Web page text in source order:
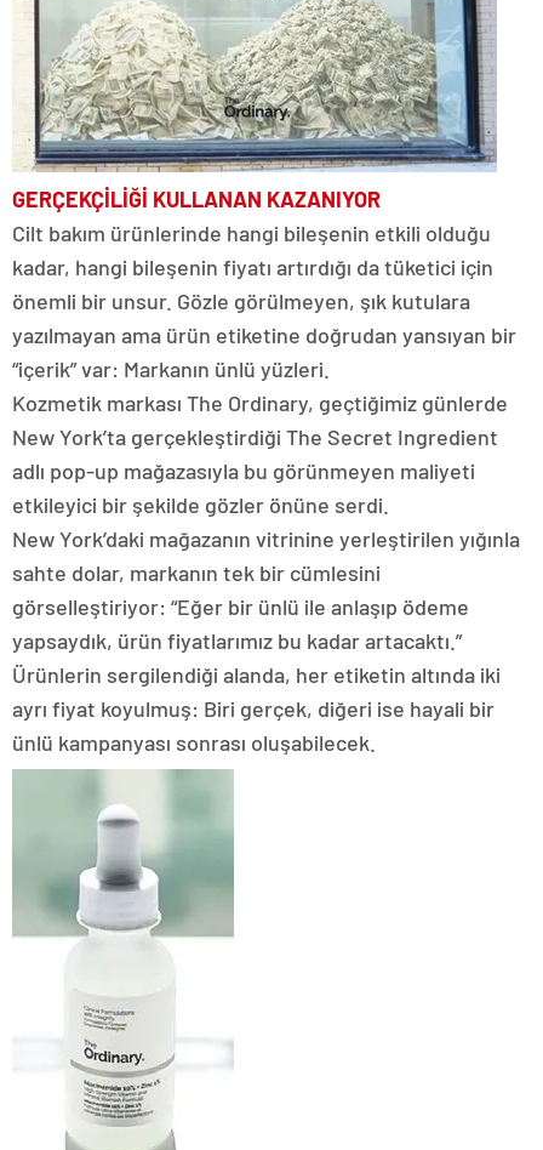
GERÇEKÇİLİĞİ KULLANAN KAZANIYOR
Cilt bakım ürünlerinde hangi bileşenin etkili olduğu
kadar, hangi bileşenin fiyatı artırdığı da tüketici için
önemli bir unsur. Gözle görülmeyen, şık kutulara
yazılmayan ama ürün etiketine doğrudan yansıyan bir
“içerik” var: Markanın ünlü yüzleri.
Kozmetik markası The Ordinary, geçtiğimiz günlerde
New York’ta gerçekleştirdiği The Secret Ingredient
adlı pop-up mağazasıyla bu görünmeyen maliyeti
etkileyici bir şekilde gözler önüne serdi.
New York’daki mağazanın vitrinine yerleştirilen yığınla
sahte dolar, markanın tek bir cümlesini
görselleştiriyor: “Eğer bir ünlü ile anlaşıp ödeme
yapsaydık, ürün fiyatlarımız bu kadar artacaktı.”
Ürünlerin sergilendiği alanda, her etiketin altında iki
ayrı fiyat koyulmuş: Biri gerçek, diğeri ise hayali bir
ünlü kampanyası sonrası oluşabilecek.